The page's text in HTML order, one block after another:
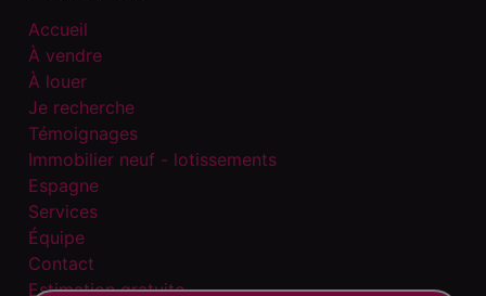
Accueil
À vendre
À louer
Je recherche
Témoignages
Immobilier neuf - lotissements
Espagne
Services
Équipe
Contact
Estimation gratuite